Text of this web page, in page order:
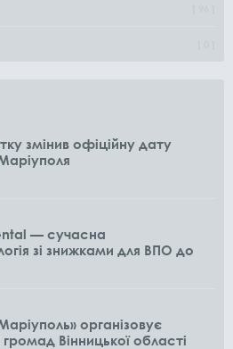
змінив офіційну дату
— сучасна
зі знижками для ВПО до
організовує
громад Вінницької області